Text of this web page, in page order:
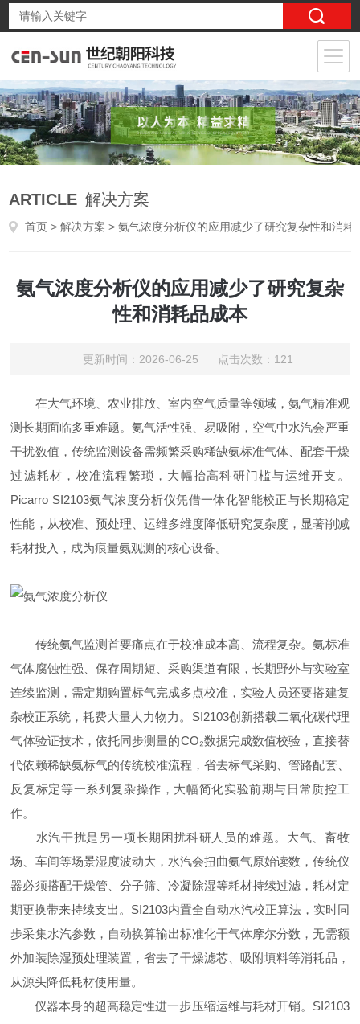
ARTICLE 解决方案
首页 >解决方案 > 氨气浓度分析仪的应用减少了研究复杂性和消耗品成本
氨气浓度分析仪的应用减少了研究复杂
性和消耗品成本
更新时间：2026-06-25 点击次数：121
在大气环境、农业排放、室内空气质量等领域，氨气精准观
测长期面临多重难题。氨气活性强、易吸附，空气中水汽会严重
干扰数值，传统监测设备需频繁采购稀缺氨标准气体、配套干燥
过滤耗材，校准流程繁琐，大幅抬高科研门槛与运维开支。
Picarro SI2103氨气浓度分析仪凭借一体化智能校正与长期稳定
性能，从校准、预处理、运维多维度降低研究复杂度，显著削减
耗材投入，成为痕量氨观测的核心设备。
传统氨气监测首要痛点在于校准成本高、流程复杂。氨标准
气体腐蚀性强、保存周期短、采购渠道有限，长期野外与实验室
连续监测，需定期购置标气完成多点校准，实验人员还要搭建复
杂校正系统，耗费大量人力物力。SI2103创新搭载二氧化碳代理
气体验证技术，依托同步测量的CO₂数据完成数值校验，直接替
代依赖稀缺氨标气的传统校准流程，省去标气采购、管路配套、
反复标定等一系列复杂操作，大幅简化实验前期与日常质控工
作。
水汽干扰是另一项长期困扰科研人员的难题。大气、畜牧
场、车间等场景湿度波动大，水汽会扭曲氨气原始读数，传统仪
器必须搭配干燥管、分子筛、冷凝除湿等耗材持续过滤，耗材定
期更换带来持续支出。SI2103内置全自动水汽校正算法，实时同
步采集水汽参数，自动换算输出标准化干气体摩尔分数，无需额
外加装除湿预处理装置，省去了干燥滤芯、吸附填料等消耗品，
从源头降低耗材使用量。
仪器本身的超高稳定性进一步压缩运维与耗材开销。SI2103